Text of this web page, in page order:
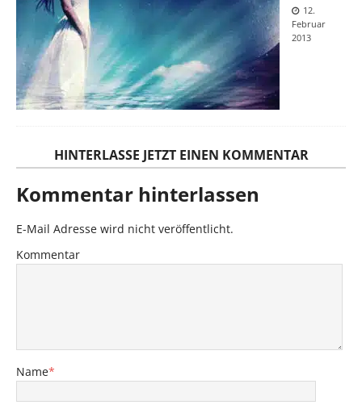
12.
Februar
2013
HINTERLASSE JETZT EINEN KOMMENTAR
Kommentar hinterlassen
E-Mail Adresse wird nicht veröffentlicht.
Kommentar
Name*